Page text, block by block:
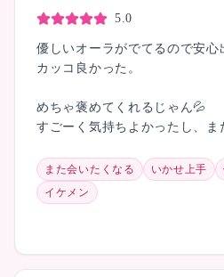
5.0
優しいオーラがでてるので安心
カッコ良かった。
めちゃ褒めてくれるじゃん💦
すごーく気持ちよかったし、ま
また会いたくなる いかせ上手
イケメン